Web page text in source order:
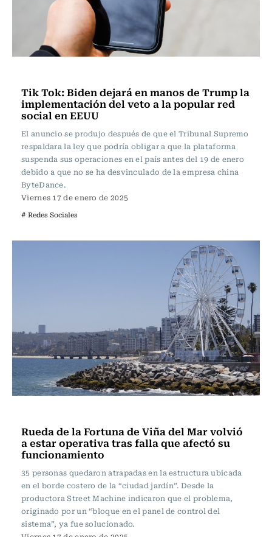
Tik Tok: Biden dejará en manos de Trump la
implementación del veto a la popular red
social en EEUU
El anuncio se produjo después de que el Tribunal Supremo
respaldara la ley que podría obligar a que la plataforma
suspenda sus operaciones en el país antes del 19 de enero
debido a que no se ha desvinculado de la empresa china
ByteDance.
Viernes 17 de enero de 2025
# Redes Sociales
Rueda de la Fortuna de Viña del Mar volvió
a estar operativa tras falla que afectó su
funcionamiento
35 personas quedaron atrapadas en la estructura ubicada
en el borde costero de la “ciudad jardín”. Desde la
productora Street Machine indicaron que el problema,
originado por un “bloque en el panel de control del
sistema”, ya fue solucionado.